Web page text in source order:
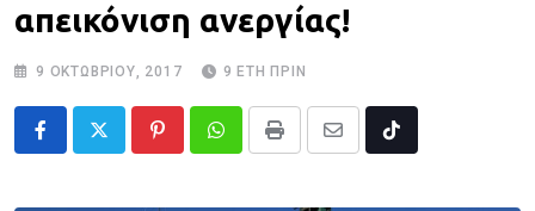
απεικόνιση ανεργίας!
9 ΟΚΤΩΒΡΊΟΥ, 2017 9 ΈΤΗ ΠΡΙΝ
PinterestWhatsappPrint
Share
Tiktok